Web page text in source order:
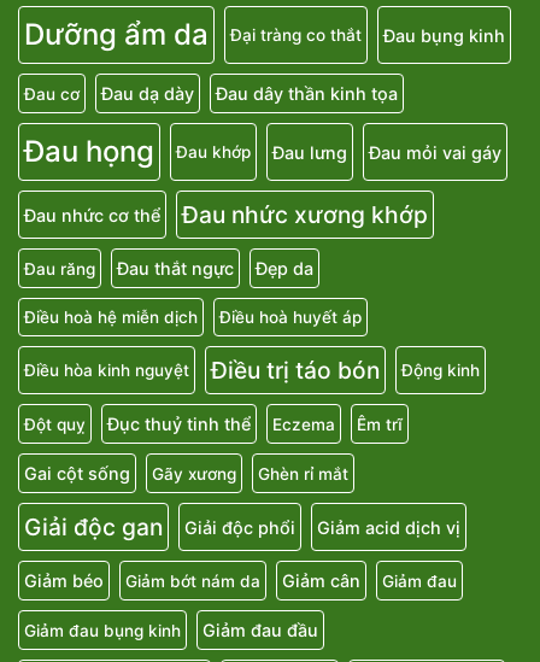
Dưỡng ẩm da Đại tràng co thắt Đau bụng kinh
Đau cơ Đau dạ dày Đau dây thần kinh tọa
Đau họng Đau khớp Đau lưng Đau mỏi vai gáy
Đau nhức cơ thể Đau nhức xương khớp
Đau răng Đau thắt ngực Đẹp da
Điều hoà hệ miễn dịch Điều hoà huyết áp
Điều hòa kinh nguyệt Điều trị táo bón Động kinh
Đột quỵ Đục thuỷ tinh thể Eczema Êm trĩ
Gai cột sống Gãy xương Ghèn rỉ mắt
Giải độc gan Giải độc phổi Giảm acid dịch vị
Giảm béo Giảm bớt nám da Giảm cân Giảm đau
Giảm đau bụng kinh Giảm đau đầu